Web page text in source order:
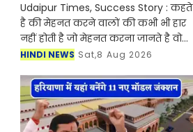
Udaipur Times, Success Story : कहते
है की मेहनत करने वालों की कभी भी हार
नहीं होती है जो मेहनत करना जानते है वो
एक न एक दिन जरूर कामयाब होते है।
माना जाता है, लेकि
HINDI NEWS Sat,8 Aug 2026